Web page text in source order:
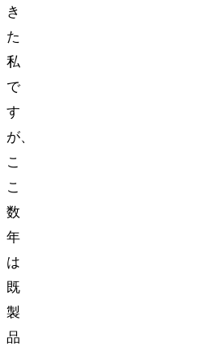
き
た
私
で
す
が、
こ
こ
数
年
は
既
製
品